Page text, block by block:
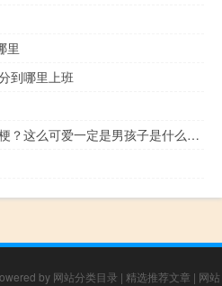
里
到哪里上班
这么可爱一定是男孩子什么梗？这么可爱一定是男孩子是什么意思什么梗
by 网站分类目录 | 精选推荐文章 | 网站